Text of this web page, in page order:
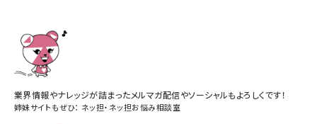
業界情報やナレッジが詰まったメルマガ配信やソーシャルもよろしくです！
姉妹サイトもぜひ： ネッ担・ ネッ担お悩み相談室